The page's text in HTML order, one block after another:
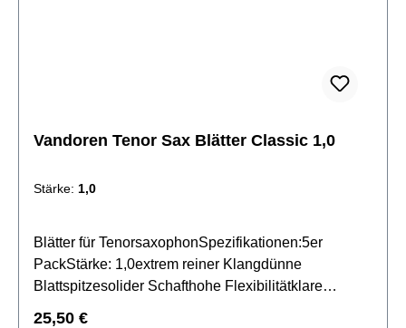
Vandoren Tenor Sax Blätter Classic 1,0
Stärke: 1,0
Blätter für TenorsaxophonSpezifikationen:5er
PackStärke: 1,0extrem reiner Klangdünne
Blattspitzesolider Schafthohe Flexibilitätklare
Regulärer Preis:
25,50 €